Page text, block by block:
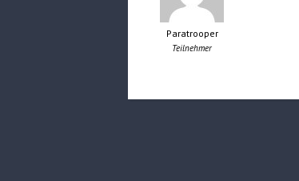
Paratrooper
Teilnehmer